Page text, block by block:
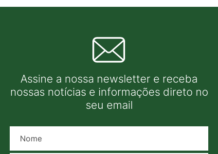
Assine a nossa newsletter e receba
nossas notícias e informações direto no
seu email